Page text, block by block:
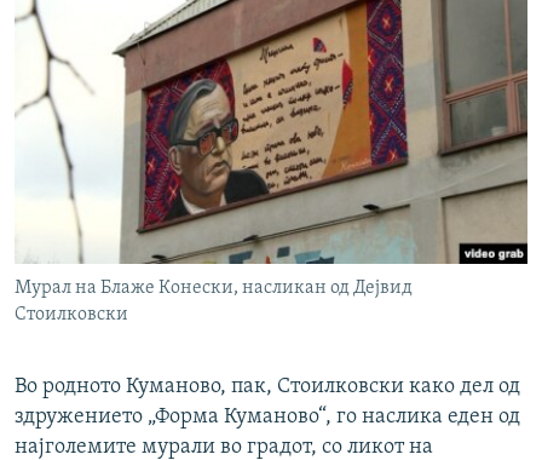
Мурал на Блаже Конески, насликан од Дејвид
Стоилковски
Во родното Куманово, пак, Стоилковски како дел од
здружението „Форма Куманово“, го наслика еден од
најголемите мурали во градот, со ликот на